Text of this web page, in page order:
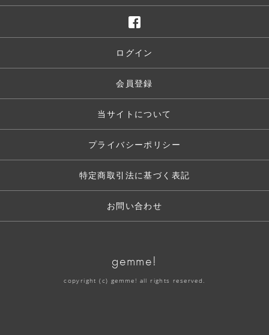
ログイン
会員登録
当サイトについて
プライバシーポリシー
特定商取引法に基づく表記
お問い合わせ
gemme!
copyright (c) gemme! all rights reserved.